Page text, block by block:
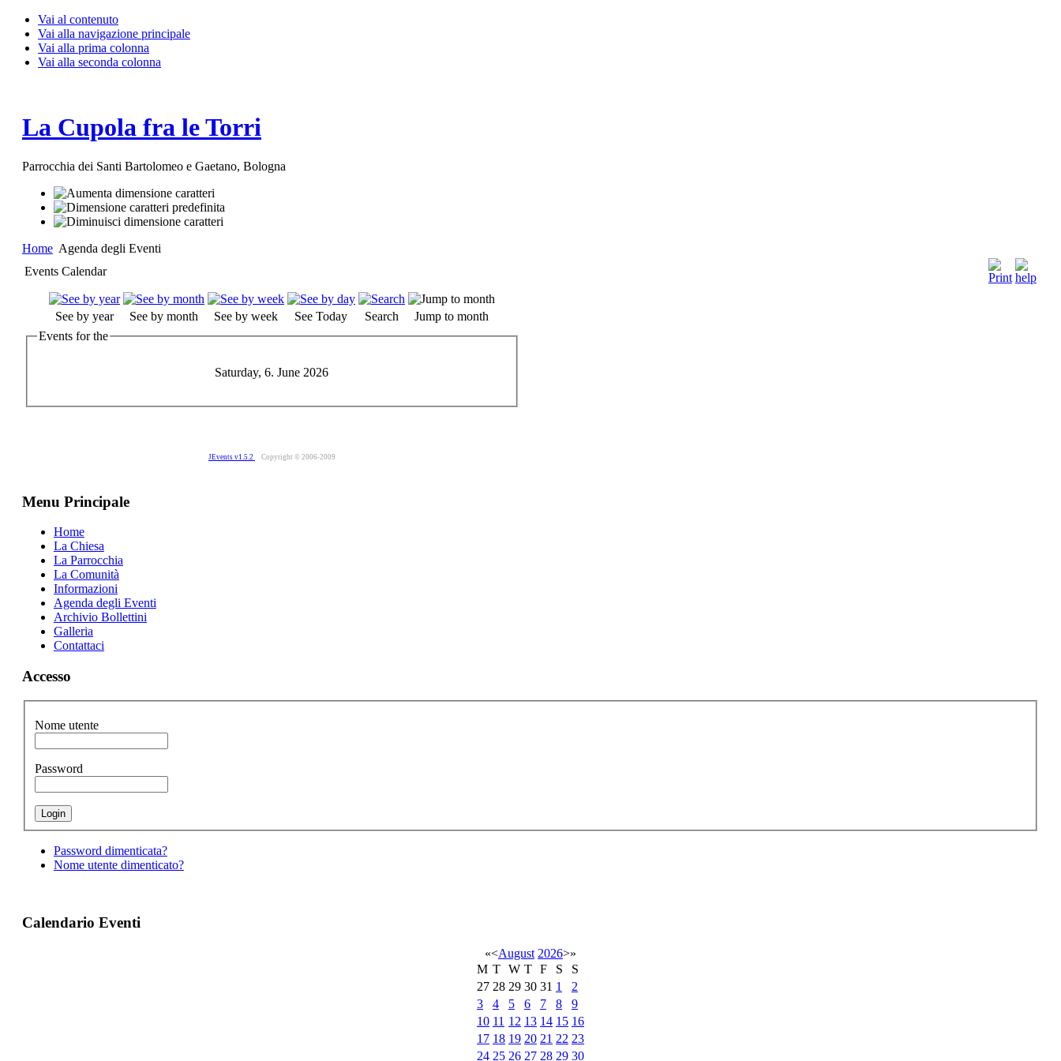
Vai al contenuto
Vai alla navigazione principale
Vai alla prima colonna
Vai alla seconda colonna
La Cupola fra le Torri
Parrocchia dei Santi Bartolomeo e Gaetano, Bologna
Home Agenda degli Eventi
Events Calendar
See by year See by month See by week See Today Search
Jump to month
Events for the
Saturday, 6. June 2026
JEvents v1.5.2 Copyright © 2006-2009
Menu Principale
Home
La Chiesa
La Parrocchia
La Comunità
Informazioni
Agenda degli Eventi
Archivio Bollettini
Galleria
Contattaci
Accesso
Nome utente
Password
Password dimenticata?
Nome utente dimenticato?
Calendario Eventi
«<August 2026>»
M T W T F S
S
27 28 29 30 31 1
2
3
4 5 6 7 8
9
10 11 12 13 14 15 16
17 18 19 20 21 22 23
24 25 26 27 28 29 30